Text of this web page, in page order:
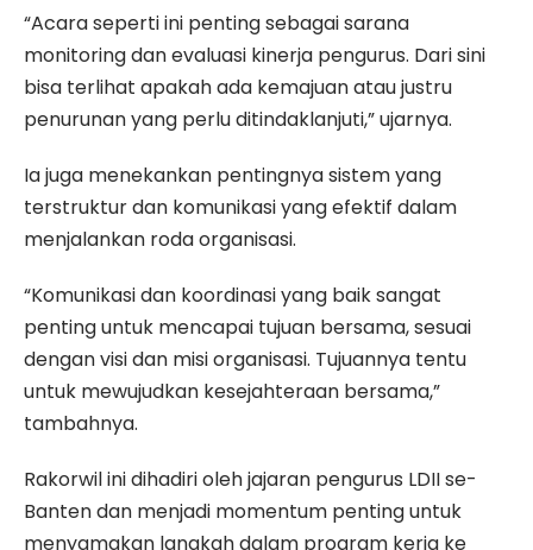
“Acara seperti ini penting sebagai sarana
monitoring dan evaluasi kinerja pengurus. Dari sini
bisa terlihat apakah ada kemajuan atau justru
penurunan yang perlu ditindaklanjuti,” ujarnya.
Ia juga menekankan pentingnya sistem yang
terstruktur dan komunikasi yang efektif dalam
menjalankan roda organisasi.
“Komunikasi dan koordinasi yang baik sangat
penting untuk mencapai tujuan bersama, sesuai
dengan visi dan misi organisasi. Tujuannya tentu
untuk mewujudkan kesejahteraan bersama,”
tambahnya.
Rakorwil ini dihadiri oleh jajaran pengurus LDII se-
Banten dan menjadi momentum penting untuk
menyamakan langkah dalam program kerja ke